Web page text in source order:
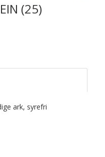
(25)
ark, syrefri